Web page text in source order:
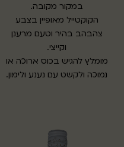
במקור מקובה.
הקוקטייל מאופיין בצבע
צהבהב בהיר וטעם מרענן
וקייצי.
מומלץ להגיש בכוס ארוכה או
נמוכה ולקשט עם נענע ולימון.